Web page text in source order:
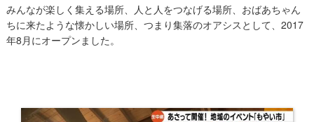
​みんなが楽しく集える場所、人と人をつなげる場所、おばあちゃん
ちに来たような懐かしい場所、つまり集落のオアシスとして、2017
年8月にオープンました。​